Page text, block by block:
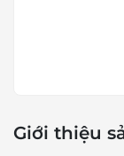
Giới thiệu